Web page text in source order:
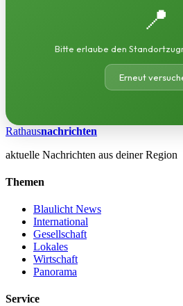
📍
Bitte erlaube den
Erneut
Rathausnachrichten
aktuelle Nachrichten aus deiner Region
Themen
Blaulicht News
International
Gesellschaft
Lokales
Wirtschaft
Panorama
Service